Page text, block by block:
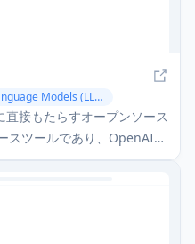
Large Language Models (LLMs)
接もたらすオープンソース
スツールであり、OpenAIの
さまざまなAIモデルとシ
ます。